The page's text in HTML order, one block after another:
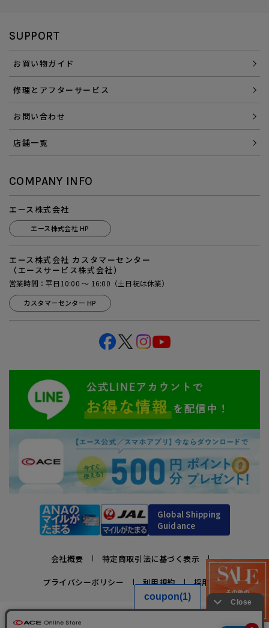
SUPPORT
お買い物ガイド
修理とアフターサービス
お問い合わせ
店舗一覧
COMPANY INFO
エース株式会社
エース株式会社 HP
エース株式会社 カスタマーセンター
（エースサービス株式会社）
営業時間：平日10:00 ～ 16:00（土日祝は休業）
カスタマーセンター HP
Global Shipping
Guidance
会社概要 特定商取引法に基づく表示
プライバシーポリシー 利用規約 採用情報
かばんの総合メーカー、エース公式サイト